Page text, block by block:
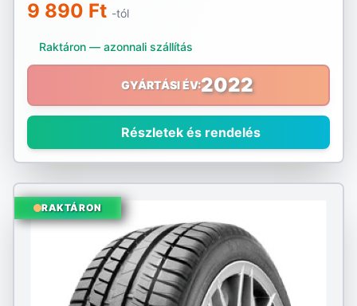
9 890 Ft -tól
Raktáron — azonnali szállítás
GYÁRTÁSI ÉV:2022
Részletek és rendelés
RAKTÁRON